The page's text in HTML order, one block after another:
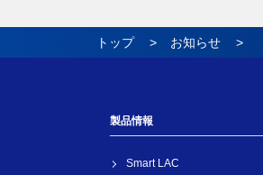
トップ お知らせ
製品情報
Smart LAC